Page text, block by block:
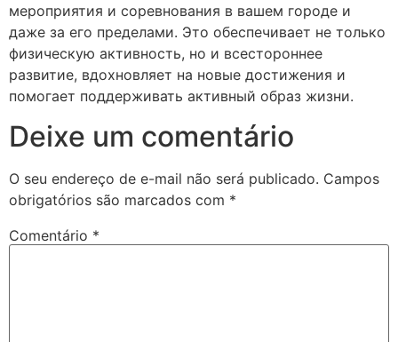
мероприятия и соревнования в вашем городе и
даже за его пределами. Это обеспечивает не только
физическую активность, но и всестороннее
развитие, вдохновляет на новые достижения и
помогает поддерживать активный образ жизни.
Deixe um comentário
O seu endereço de e-mail não será publicado. Campos
obrigatórios são marcados com *
Comentário *